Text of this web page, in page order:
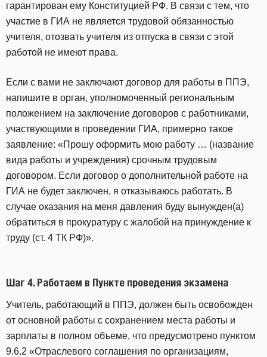
гарантирован ему Конституцией РФ. В связи с тем, что
участие в ГИА не является трудовой обязанностью
учителя, отозвать учителя из отпуска в связи с этой
работой не имеют права.
Если с вами не заключают договор для работы в ППЭ,
напишите в орган, уполномоченный региональным
положением на заключение договоров с работниками,
участвующими в проведении ГИА, примерно такое
заявление: «Прошу оформить мою работу … (название
вида работы и учреждения) срочным трудовым
договором. Если договор о дополнительной работе на
ГИА не будет заключен, я отказываюсь работать. В
случае оказания на меня давления буду вынужден(а)
обратиться в прокуратуру с жалобой на принуждение к
труду (ст. 4 ТК РФ)».
Шаг 4. Работаем в Пункте проведения экзамена
Учитель, работающий в ППЭ, должен быть освобожден
от основной работы с сохранением места работы и
зарплаты в полном объеме, что предусмотрено пунктом
9.6.2 «Отраслевого соглашения по организациям,